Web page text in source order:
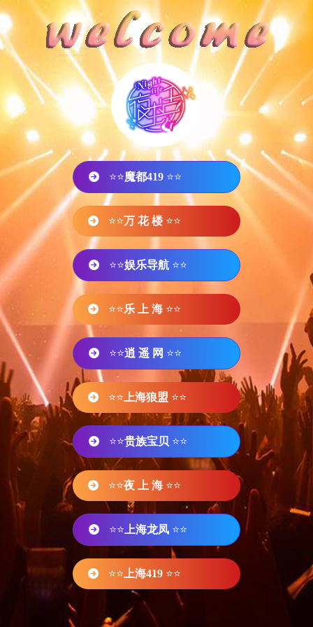
⭐⭐魔都419 ⭐⭐
⭐⭐万 花 楼 ⭐⭐
⭐⭐娱乐导航 ⭐⭐
⭐⭐乐 上 海 ⭐⭐
⭐⭐逍 遥 网 ⭐⭐
⭐⭐ 上海狼盟 ⭐⭐
⭐⭐贵族宝贝 ⭐⭐
⭐⭐夜 上 海 ⭐⭐
⭐⭐ 上海龙凤 ⭐⭐
⭐⭐ 上海419 ⭐⭐